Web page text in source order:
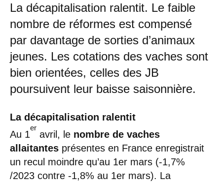
La décapitalisation ralentit. Le faible
nombre de réformes est compensé
par davantage de sorties d’animaux
jeunes. Les cotations des vaches sont
bien orientées, celles des JB
poursuivent leur baisse saisonnière.
La décapitalisation ralentit
Au 1
er
avril, le nombre de vaches
allaitantes présentes en France enregistrait
un recul moindre qu’au 1er mars (-1,7%
/2023 contre -1,8% au 1er mars). La